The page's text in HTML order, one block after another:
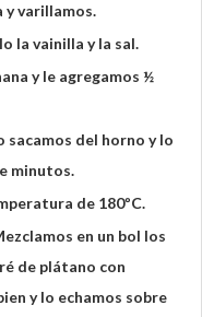
y varillamos.
la vainilla y la sal.
y le agregamos ½
sacamos del horno y lo
minutos.
de 180ºC.
en un bol los
de plátano con
y lo echamos sobre